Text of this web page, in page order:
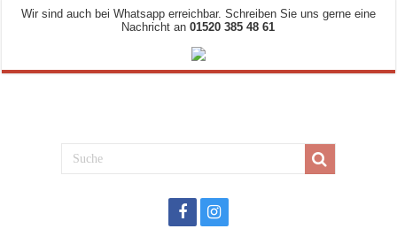
Wir sind auch bei Whatsapp erreichbar. Schreiben Sie uns gerne eine
Nachricht an01520 385 48 61